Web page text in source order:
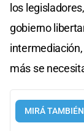
los
gobierno
más se
MIRÁ TAMBIÉN